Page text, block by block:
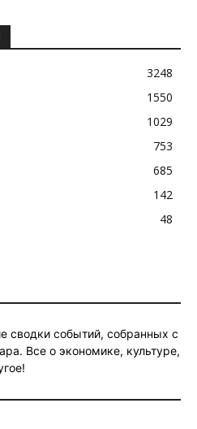
3248
1550
1029
753
685
142
48
сводки событий, собранных с
Все о экономике, культуре,